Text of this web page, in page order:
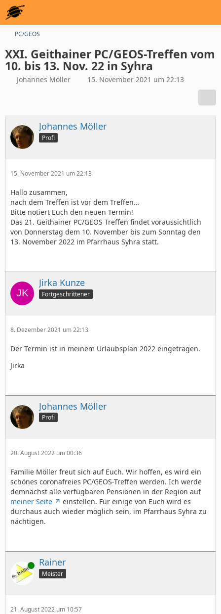
PC/GEOS
XXI. Geithainer PC/GEOS-Treffen vom
10. bis 13. Nov. 22 in Syhra
Johannes Möller 15. November 2021 um 22:13
Johannes Möller
Profi
15. November 2021 um 22:13
Hallo zusammen,
nach dem Treffen ist vor dem Treffen…
Bitte notiert Euch den neuen Termin!
Das 21. Geithainer PC/GEOS Treffen findet voraussichtlich
von Donnerstag dem 10. November bis zum Sonntag den
13. November 2022 im Pfarrhaus Syhra statt.
Jirka Kunze
Fortgeschrittener
8. Dezember 2021 um 22:13
Der Termin ist in meinem Urlaubsplan 2022 eingetragen.
Jirka
Johannes Möller
Profi
20. August 2022 um 00:36
Familie Möller freut sich auf Euch. Wir hoffen, es wird ein
schönes coronafreies PC/GEOS-Treffen werden. Ich werde
demnächst alle verfügbaren Pensionen in der Region auf
meiner Seite
einstellen. Für einige von Euch wird es
durchaus auch wieder möglich sein, im Pfarrhaus Syhra zu
nächtigen.
Online Rainer
Meister
21. August 2022 um 10:57